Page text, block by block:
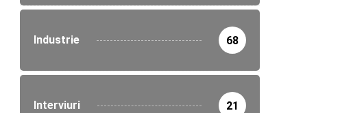
Industrie 68
Interviuri 21